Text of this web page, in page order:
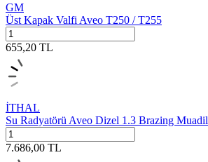
GM
Üst Kapak Valfi Aveo T250 / T255
655,20 TL
İTHAL
Su Radyatörü Aveo Dizel 1.3 Brazing Muadil
7.686,00 TL